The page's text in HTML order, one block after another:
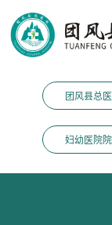
团风县总
妇幼医院